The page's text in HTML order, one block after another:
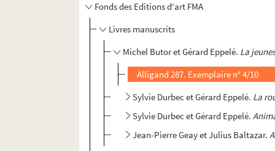
Fonds des Editions d'art FMA
Livres manuscrits
Michel Butor et Gérard Eppelé. La
Alligand 287. Exemplaire n° 4/10
Sylvie Durbec et Gérard Eppelé. La
Sylvie Durbec et Gérard Eppelé.
Jean-Pierre Geay et Julius Baltazar.